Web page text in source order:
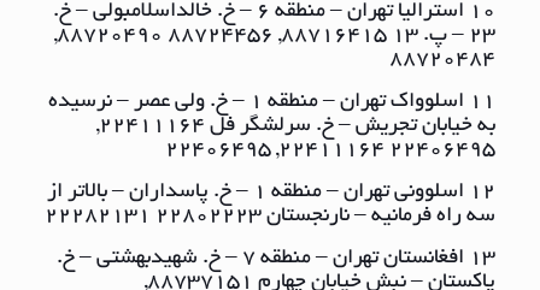
10 استرالیا تهران – منطقه ٦ – خ. خالداسلامبولی – خ.
٢٣ – پ. ١٣ ٨٨٧١٦٤١٥, ٨٨٧٢٤٤٥٦ ٨٨٧٢٠٤٩٠,
٨٨٧٢٠٤٨٤
11 اسلوواک تهران – منطقه ١ – خ. ولی عصر – نرسیده
به خیابان تجریش – خ. سرلشگر فل ٢٢٤١١١٦٤,
٢٢٤٠٦٤٩٥ ٢٢٤١١١٦٤, ٢٢٤٠٦٤٩٥
12 اسلوونی تهران – منطقه ١ – خ. پاسداران – بالاتر از
سه راه فرمانیه – نارنجستان ٢٢٨٠٢٢٢٣ ٢٢٢٨٢١٣١
13 افغانستان تهران – منطقه ٧ – خ. شهیدبهشتی – خ.
پاکستان – نبش خیابان چهارم ٨٨٧٣٧١٥١,